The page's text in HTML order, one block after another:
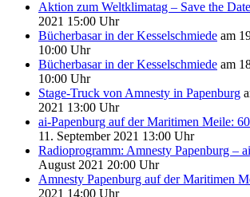
Aktion zum Weltklimatag – Save the Date
2021 15:00 Uhr
Bücherbasar in der Kesselschmiede am
10:00 Uhr
Bücherbasar in der Kesselschmiede am
10:00 Uhr
Stage-Truck von Amnesty in Papenburg
2021 13:00 Uhr
ai-Papenburg auf der Maritimen Meile:
11. September 2021 13:00 Uhr
Radioprogramm: Amnesty Papenburg –
August 2021 20:00 Uhr
Amnesty Papenburg auf der Maritimen
2021 14:00 Uhr